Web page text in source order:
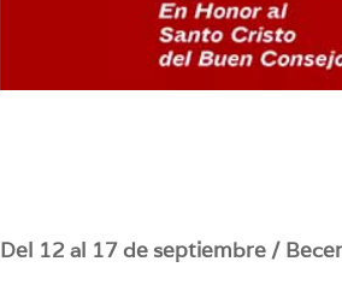
Del 12 al 17 de septiembre /